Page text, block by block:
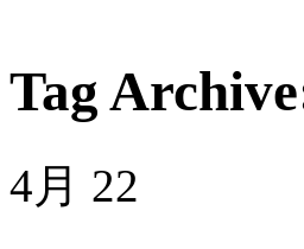
Tag
4月 22